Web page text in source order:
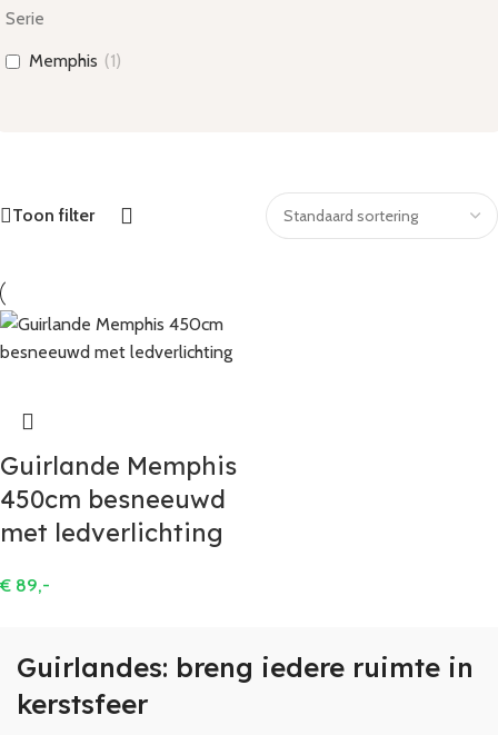
Serie
Memphis (1)
Toon filter
Guirlande Memphis
450cm besneeuwd
met ledverlichting
€ 89,-
Guirlandes: breng iedere ruimte in
kerstsfeer